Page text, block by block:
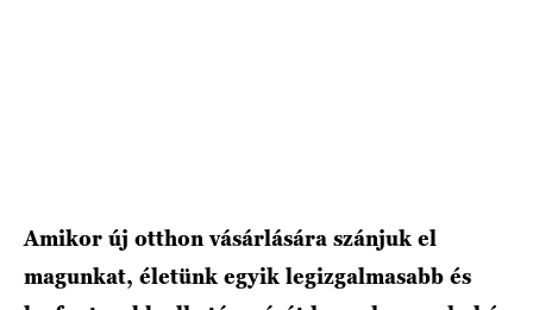
Amikor új otthon vásárlására szánjuk el
magunkat, életünk egyik legizgalmasabb és